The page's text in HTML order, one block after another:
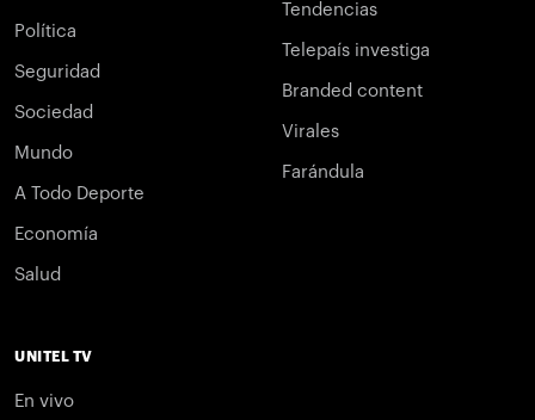
Política
Seguridad
Sociedad
Mundo
A Todo Deporte
Economía
Salud
Tendencias
Telepaís investiga
Branded content
Virales
Farándula
UNITEL TV
En vivo